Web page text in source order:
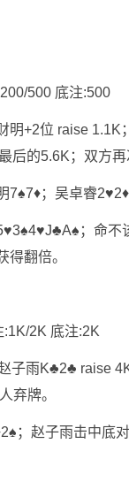
500 底注:500
明+2位 raise 1.1K
后的5.6K；双方再
7♠7♦；吴卓睿2♥2♦
；命不
得翻倍。
:1K/2K 底注:2K
子雨K♣2♣ raise
弃牌。
；赵子雨击中底